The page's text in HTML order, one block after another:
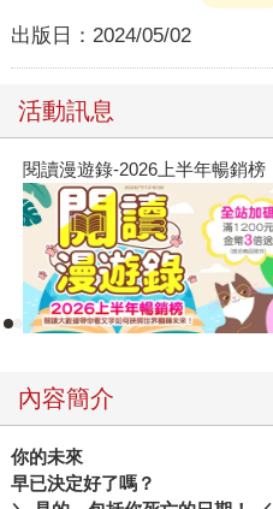
出版日： 2024/05/02
活動訊息
閱讀漫遊錄-2026上半年暢銷榜
內容簡介
你的未來
早已決定好了嗎？